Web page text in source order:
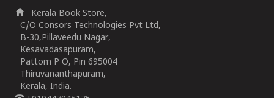
Kerala Book Store,
C/O Consors Technologies Pvt Ltd,
B-30,Pillaveedu Nagar,
Kesavadasapuram,
Pattom P O, Pin 695004
Thiruvananthapuram,
Kerala, India.